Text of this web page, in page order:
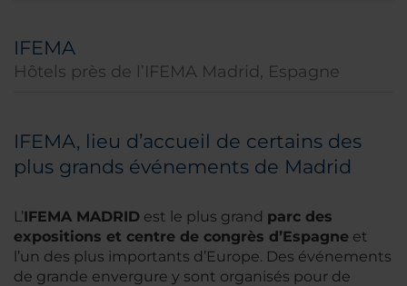
IFEMA
Hôtels près de l’IFEMA Madrid, Espagne
IFEMA, lieu d’accueil de certains des
plus grands événements de Madrid
L’IFEMA MADRID est le plus grand parc des
expositions et centre de congrès d’Espagne et
l’un des plus importants d’Europe. Des événements
de grande envergure y sont organisés pour de